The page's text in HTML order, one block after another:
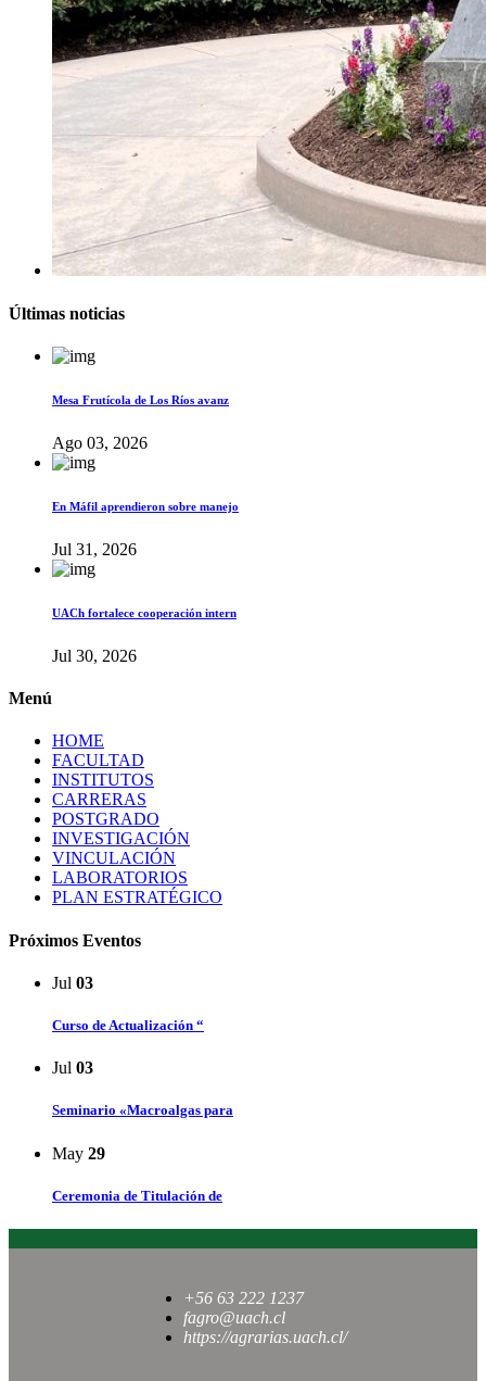
Últimas noticias
Mesa Frutícola de Los Ríos avanz
Ago 03, 2026
En Máfil aprendieron sobre manejo
Jul 31, 2026
UACh fortalece cooperación intern
Jul 30, 2026
Menú
HOME
FACULTAD
INSTITUTOS
CARRERAS
POSTGRADO
INVESTIGACIÓN
VINCULACIÓN
LABORATORIOS
PLAN ESTRATÉGICO
Próximos Eventos
Jul 03
Curso de Actualización “
Jul 03
Seminario «Macroalgas para
May 29
Ceremonia de Titulación de
+56 63 222 1237
fagro@uach.cl
https://agrarias.uach.cl/